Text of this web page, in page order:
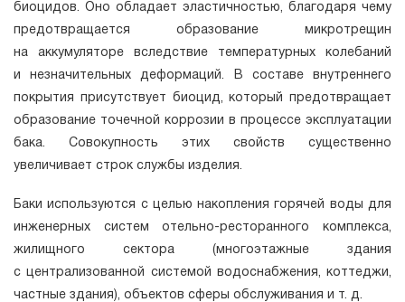
биоцидов. Оно обладает эластичностью, благодаря чему
предотвращается образование микротрещин
на аккумуляторе вследствие температурных колебаний
и незначительных деформаций. В составе внутреннего
покрытия присутствует биоцид, который предотвращает
образование точечной коррозии в процессе эксплуатации
бака. Совокупность этих свойств существенно
увеличивает строк службы изделия.
Баки используются с целью накопления горячей воды для
инженерных систем отельно-ресторанного комплекса,
жилищного сектора (многоэтажные здания
с централизованной системой водоснабжения, коттеджи,
частные здания), объектов сферы обслуживания и т. д.